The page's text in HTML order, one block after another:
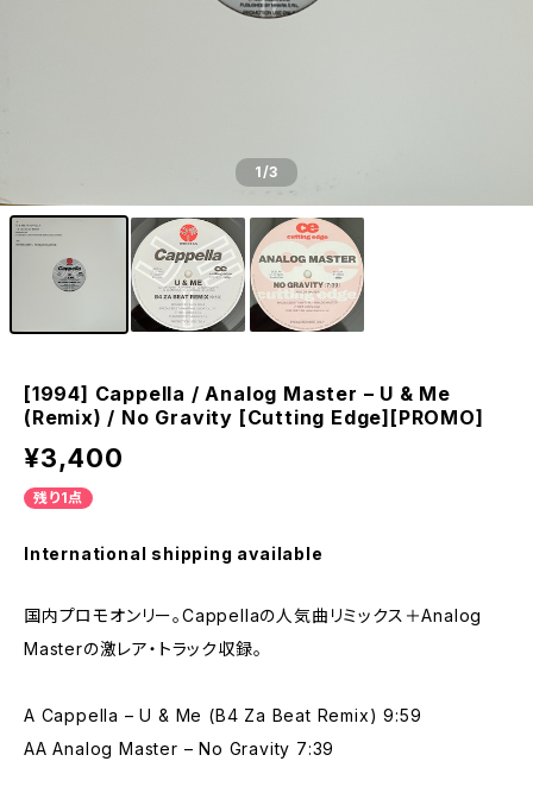
1/3
[1994] Cappella / Analog Master – U & Me
(Remix) / No Gravity [Cutting Edge][PROMO]
¥3,400
残り1点
International shipping available
国内プロモオンリー。Cappellaの人気曲リミックス＋Analog
Masterの激レア・トラック収録。
A Cappella – U & Me (B4 Za Beat Remix) 9:59
AA Analog Master – No Gravity 7:39